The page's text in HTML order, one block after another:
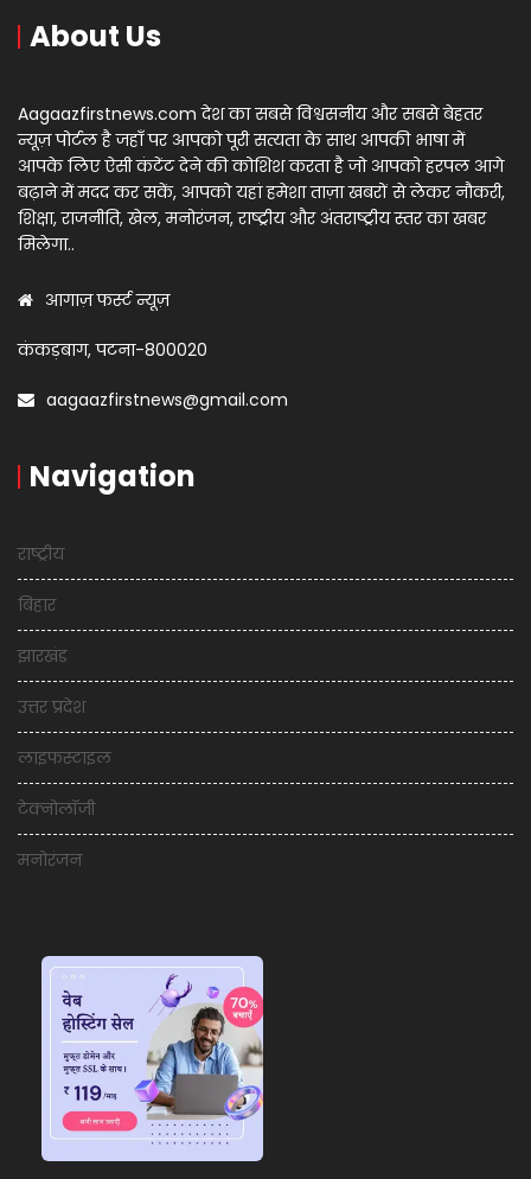
About Us
Aagaazfirstnews.com देश का सबसे विश्वसनीय और सबसे बेहतर
न्यूज़ पोर्टल है जहाँ पर आपको पूरी सत्यता के साथ आपकी भाषा में
आपके लिए ऐसी कंटेंट देने की कोशिश करता है जो आपको हरपल आगे
बढ़ाने में मदद कर सकें, आपको यहां हमेशा ताज़ा खबरों से लेकर नौकरी,
शिक्षा, राजनीति, खेल, मनोरंजन, राष्ट्रीय और अंतराष्ट्रीय स्तर का खबर
मिलेगा..
आगाज़ फर्स्ट न्यूज़
कंकड़बाग, पटना-800020
aagaazfirstnews@gmail.com
Navigation
राष्ट्रीय
बिहार
झारखंड
उत्तर प्रदेश
लाइफस्टाइल
टेक्नोलॉजी
मनोरंजन